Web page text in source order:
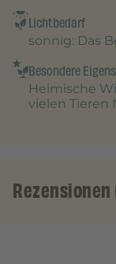
Lichtbedarf
sonnig: Das
Besondere
Heimische
vielen Tieren
Rezensionen